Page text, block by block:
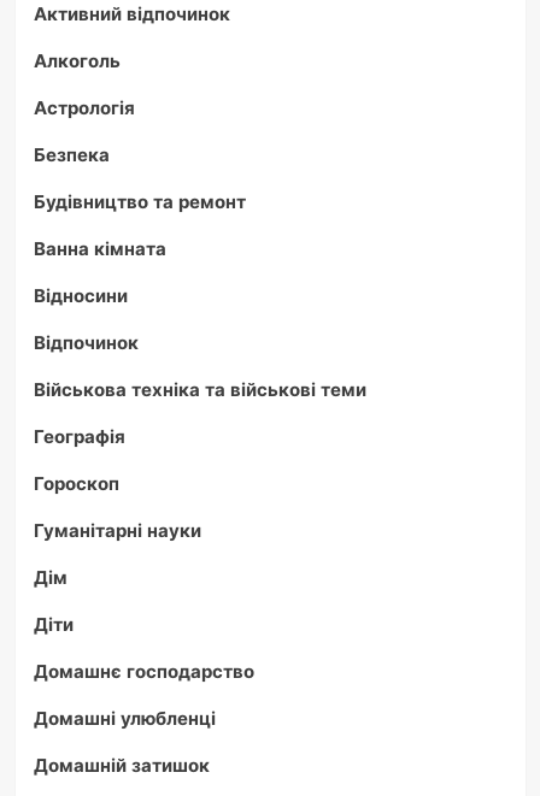
Активний відпочинок
Алкоголь
Астрологія
Безпека
Будівництво та ремонт
Ванна кімната
Відносини
Відпочинок
Військова техніка та військові теми
Географія
Гороскоп
Гуманітарні науки
Дім
Діти
Домашнє господарство
Домашні улюбленці
Домашній затишок